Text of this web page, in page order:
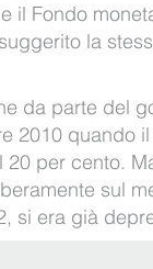
il Fondo
la
da parte del
2010 quando
20 per cento.
sul
si era già